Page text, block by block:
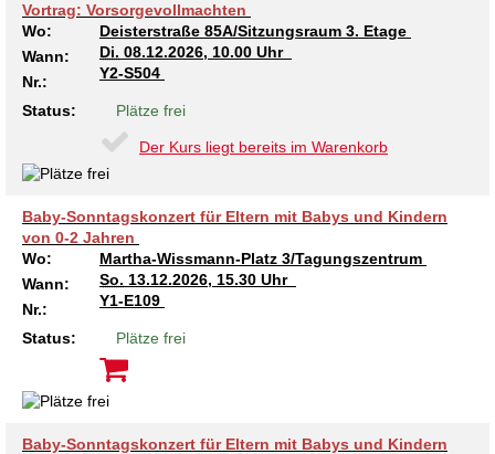
Vortrag: Vorsorgevollmachten
Wo:
Deisterstraße 85A/Sitzungsraum 3. Etage
Wann:
Di. 08.12.2026, 10.00 Uhr
Nr.:
Y2-S504
Status: Plätze frei
Der Kurs liegt bereits im Warenkorb
Baby-Sonntagskonzert für Eltern mit Babys und Kindern
von 0-2 Jahren
Wo:
Martha-Wissmann-Platz 3/Tagungszentrum
Wann:
So. 13.12.2026, 15.30 Uhr
Nr.:
Y1-E109
Status: Plätze frei
Baby-Sonntagskonzert für Eltern mit Babys und Kindern